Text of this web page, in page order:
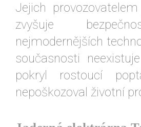
Jejich
zvyšuje
nejmodernějších
současnosti
pokryl rostoucí
nepoškozoval životní